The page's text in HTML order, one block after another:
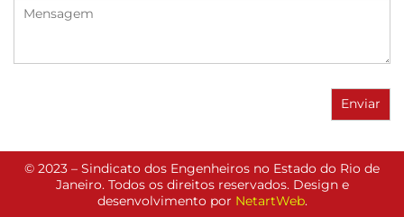
© 2023 – Sindicato dos Engenheiros no Estado do Rio de
Janeiro. Todos os direitos reservados. Design e
desenvolvimento por NetartWeb.